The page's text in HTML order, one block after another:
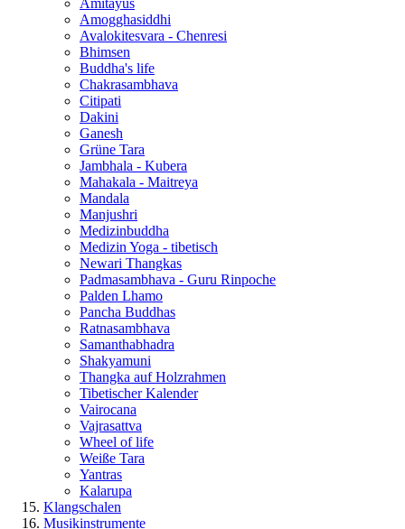
Amitayus
Amogghasiddhi
Avalokitesvara - Chenresi
Bhimsen
Buddha's life
Chakrasambhava
Citipati
Dakini
Ganesh
Grüne Tara
Jambhala - Kubera
Mahakala - Maitreya
Mandala
Manjushri
Medizinbuddha
Medizin Yoga - tibetisch
Newari Thangkas
Padmasambhava - Guru Rinpoche
Palden Lhamo
Pancha Buddhas
Ratnasambhava
Samanthabhadra
Shakyamuni
Thangka auf Holzrahmen
Tibetischer Kalender
Vairocana
Vajrasattva
Wheel of life
Weiße Tara
Yantras
Kalarupa
Klangschalen
Musikinstrumente